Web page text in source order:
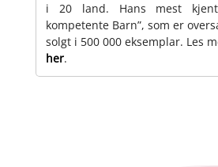
i 20 land. Hans mest
kompetente Barn”, som er
solgt i 500 000 eksemplar. Les
her.